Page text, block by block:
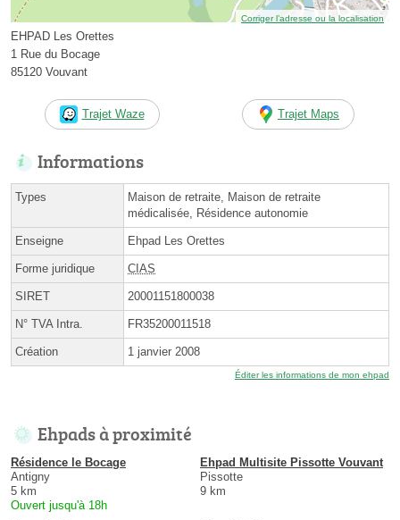
Corriger l’adresse ou la localisation
EHPAD Les Orettes
1 Rue du Bocage
85120 Vouvant
Trajet Waze Trajet Maps
Informations
Types
Maison de retraite, Maison de retraite
médicalisée, Résidence autonomie
Enseigne Ehpad Les Orettes
Forme juridique CIAS
SIRET 20001151800038
N° TVA Intra. FR35200011518
Création 1 janvier 2008
Éditer les informations de mon ehpad
Ehpads à proximité
Résidence le Bocage
Antigny
5 km
Ouvert jusqu'à 18h
Ehpad Multisite Pissotte Vouvant
Pissotte
9 km